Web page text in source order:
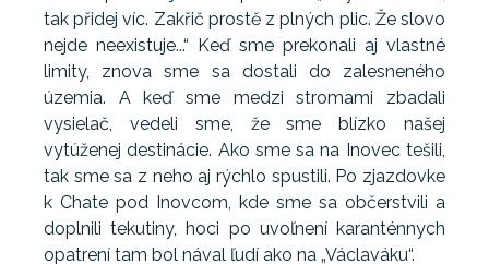
tak přidej víc. Zakřič prostě z plných plic. Že slovo
nejde neexistuje...“ Keď sme prekonali aj vlastné
limity, znova sme sa dostali do zalesneného
územia. A keď sme medzi stromami zbadali
vysielač, vedeli sme, že sme blízko našej
vytúženej destinácie. Ako sme sa na Inovec tešili,
tak sme sa z neho aj rýchlo spustili. Po zjazdovke
k Chate pod Inovcom, kde sme sa občerstvili a
doplnili tekutiny, hoci po uvoľnení karanténnych
opatrení tam bol nával ľudí ako na „Václaváku“.